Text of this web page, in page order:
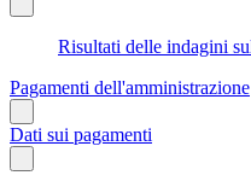
Risultati delle indagini
Pagamenti dell'amministrazione
Dati sui pagamenti